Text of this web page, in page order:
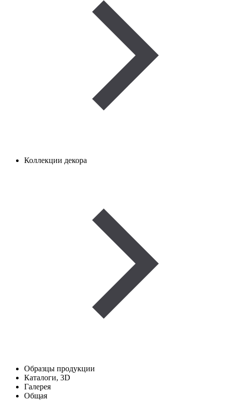
Коллекции декора
Образцы продукции
Каталоги, 3D
Галерея
Общая